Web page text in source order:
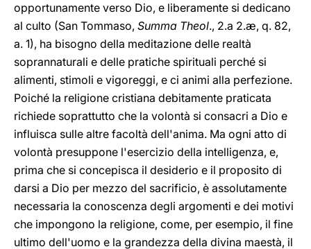
opportunamente verso Dio, e liberamente si dedicano
al culto (San Tommaso, Summa Theol., 2.a 2.æ, q. 82,
a. 1), ha bisogno della meditazione delle realtà
soprannaturali e delle pratiche spirituali perché si
alimenti, stimoli e vigoreggi, e ci animi alla perfezione.
Poiché la religione cristiana debitamente praticata
richiede soprattutto che la volontà si consacri a Dio e
influisca sulle altre facoltà dell'anima. Ma ogni atto di
volontà presuppone l'esercizio della intelligenza, e,
prima che si concepisca il desiderio e il proposito di
darsi a Dio per mezzo del sacrificio, è assolutamente
necessaria la conoscenza degli argomenti e dei motivi
che impongono la religione, come, per esempio, il fine
ultimo dell'uomo e la grandezza della divina maestà, il